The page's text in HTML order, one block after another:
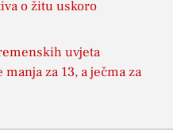
o žitu uskoro
uvjeta
za 13, a ječma za